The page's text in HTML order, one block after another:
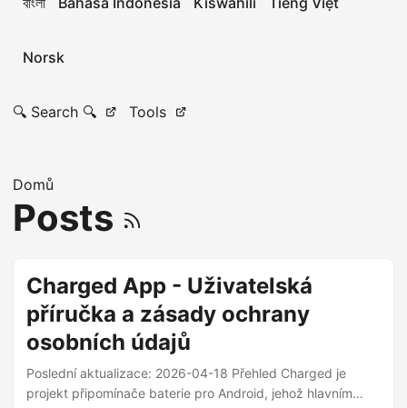
Norsk
🔍 Search 🔍 Tools
Domů
Posts
Charged App - Uživatelská
příručka a zásady ochrany
osobních údajů
Poslední aktualizace: 2026-04-18 Přehled Charged je
projekt připomínače baterie pro Android, jehož hlavním